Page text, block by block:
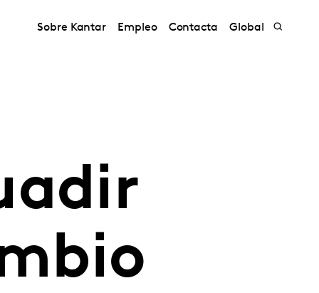
Sobre Kantar Empleo Contacta Global